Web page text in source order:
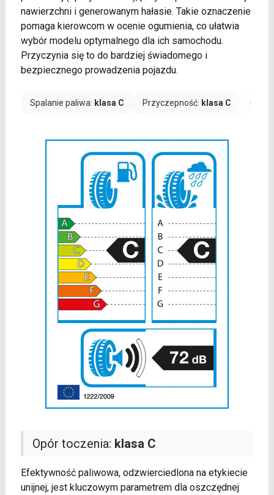
nawierzchni i generowanym hałasie. Takie oznaczenie
pomaga kierowcom w ocenie ogumienia, co ułatwia
wybór modelu optymalnego dla ich samochodu.
Przyczynia się to do bardziej świadomego i
bezpiecznego prowadzenia pojazdu.
Spalanie paliwa: klasa C Przyczepność: klasa C
Opór toczenia: klasa C
Efektywność paliwowa, odzwierciedlona na etykiecie
unijnej, jest kluczowym parametrem dla oszczędnej